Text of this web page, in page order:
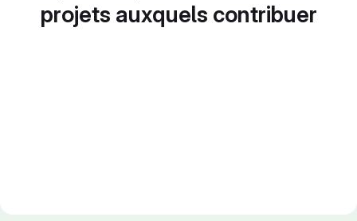
projets auxquels contribuer